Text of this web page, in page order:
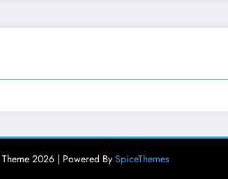
Theme 2026 | Powered By SpiceThemes